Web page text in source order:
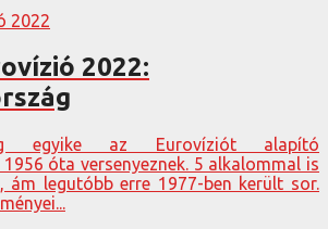
2022
2022:
egyike az Eurovíziót alapító
óta versenyeznek. 5 alkalommal is
ám legutóbb erre 1977-ben került sor.